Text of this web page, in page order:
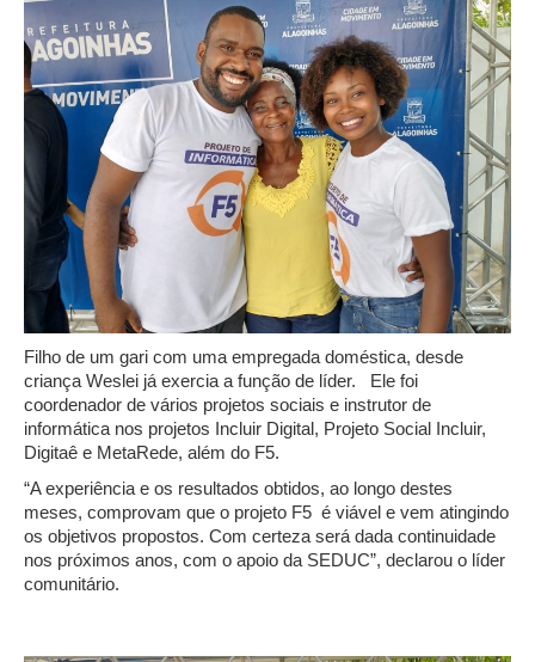
Filho de um gari com uma empregada doméstica, desde
criança Weslei já exercia a função de líder. Ele foi
coordenador de vários projetos sociais e instrutor de
informática nos projetos Incluir Digital, Projeto Social Incluir,
Digitaê e MetaRede, além do F5.
“A experiência e os resultados obtidos, ao longo destes
meses, comprovam que o projeto F5 é viável e vem atingindo
os objetivos propostos. Com certeza será dada continuidade
nos próximos anos, com o apoio da SEDUC”, declarou o líder
comunitário.